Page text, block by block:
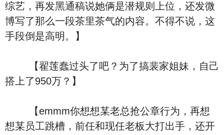
综艺，再发黑通稿说她俩是潜规则上位，还发微
博写了那么一段茶里茶气的内容。不得不说，这
手段倒是高明。】
【翟莲蠢过头了吧？为了搞裴家姐妹，自己
搭上了950万？】
【emmm你想想某老总抢公章行为，再想
想某员工跳槽，前任和现任老板大打出手，还开